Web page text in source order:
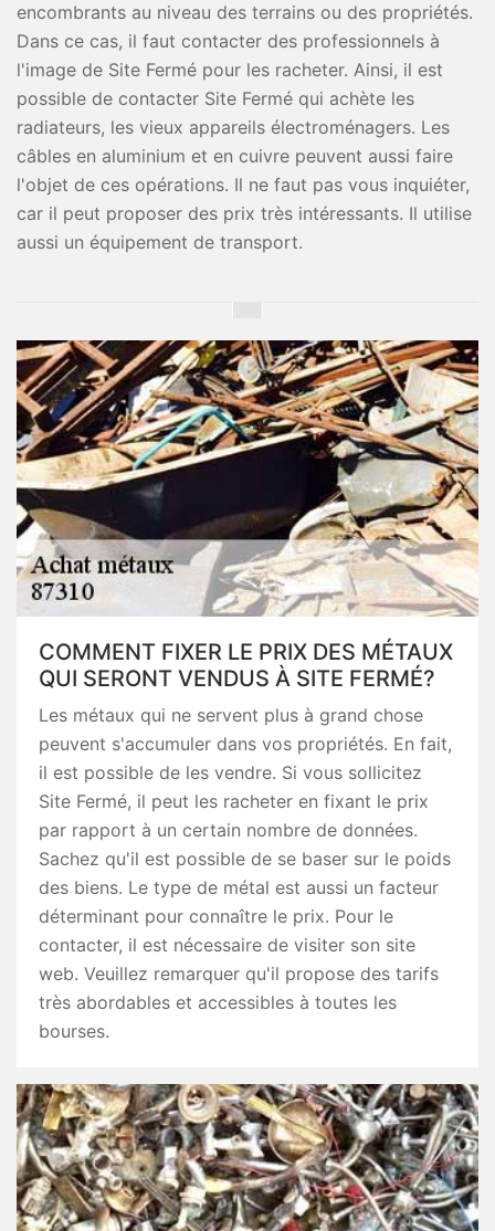
encombrants au niveau des terrains ou des propriétés.
Dans ce cas, il faut contacter des professionnels à
l'image de Site Fermé pour les racheter. Ainsi, il est
possible de contacter Site Fermé qui achète les
radiateurs, les vieux appareils électroménagers. Les
câbles en aluminium et en cuivre peuvent aussi faire
l'objet de ces opérations. Il ne faut pas vous inquiéter,
car il peut proposer des prix très intéressants. Il utilise
aussi un équipement de transport.
COMMENT FIXER LE PRIX DES MÉTAUX
QUI SERONT VENDUS À SITE FERMÉ?
Les métaux qui ne servent plus à grand chose
peuvent s'accumuler dans vos propriétés. En fait,
il est possible de les vendre. Si vous sollicitez
Site Fermé, il peut les racheter en fixant le prix
par rapport à un certain nombre de données.
Sachez qu'il est possible de se baser sur le poids
des biens. Le type de métal est aussi un facteur
déterminant pour connaître le prix. Pour le
contacter, il est nécessaire de visiter son site
web. Veuillez remarquer qu'il propose des tarifs
très abordables et accessibles à toutes les
bourses.